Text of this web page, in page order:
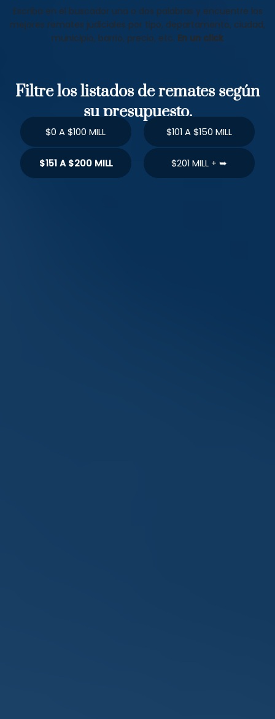
Escriba en el buscador una o dos palabras y encuentre los
mejores remates judiciales por tipo, departamento, ciudad,
municipio, barrio, precio, etc. En un click
Filtre los listados de remates según
su presupuesto.
$0 A $100 MILL $101 A $150 MILL
$151 A $200 MILL $201 MILL + ➥